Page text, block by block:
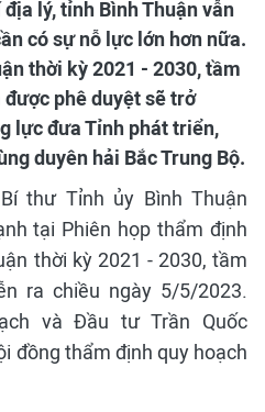
lý, tỉnh Bình Thuận vẫn
có sự nỗ lực lớn hơn nữa.
thời kỳ 2021 - 2030, tầm
phê duyệt sẽ trở
lực đưa Tỉnh phát triển,
duyên hải Bắc Trung Bộ.
thư Tỉnh ủy Bình Thuận
tại Phiên họp thẩm định
thời kỳ 2021 - 2030, tầm
ra chiều ngày 5/5/2023.
và Đầu tư Trần Quốc
đồng thẩm định quy hoạch